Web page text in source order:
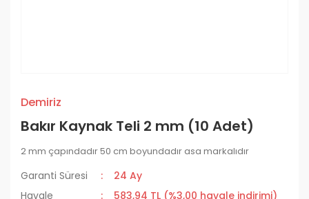
Demiriz
Bakır Kaynak Teli 2 mm (10 Adet)
2 mm çapındadır 50 cm boyundadır asa markalıdır
Garanti Süresi
24 Ay
Havale
583,94 TL (%3,00 havale indirimi)